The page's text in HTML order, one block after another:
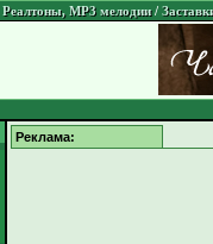
Реалтоны, MP3 мелодии/
Реклама: